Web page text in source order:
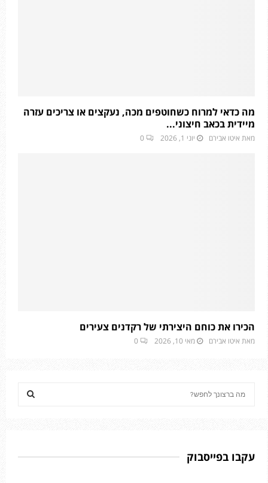
מה כדאי למרוח כשחוטפים מכה, נעקצים או צריכים עזרה
מיידית בכאב חיצוני...
מאת איטו אבירם יוני 1, 2026 0
הכירו את כוחם היצירתי של רקדנים צעירים
מאת איטו אבירם מאי 10, 2026 0
h
f
עקבו בפייסבוק